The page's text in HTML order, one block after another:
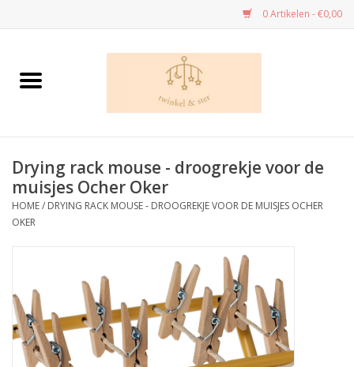
0 Artikelen - €0,00
Home
Dans - cadeau’s
Speelgoed
Knutselen
Handwerk
Drying rack mouse - droogrekje voor de
muisjes Ocher Oker
HOME/ DRYING RACK MOUSE - DROOGREKJE VOOR DE MUISJES OCHER
OKER